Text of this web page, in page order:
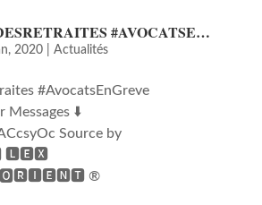
#AVOCATSE…
2020| Actualités
#AvocatsEnGreve
Messages ⬇️
Source by
🅻🅴🆇
®